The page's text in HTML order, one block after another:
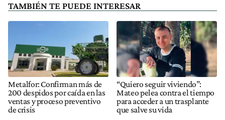
TAMBIÉN TE PUEDE INTERESAR
Metalfor: Confirman más de
200 despidos por caída en las
ventas y proceso preventivo
de crisis
“Quiero seguir viviendo”:
Mateo pelea contra el tiempo
para acceder a un trasplante
que salve su vida